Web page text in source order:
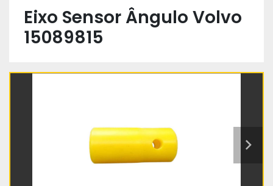
Eixo Sensor Ângulo Volvo
15089815